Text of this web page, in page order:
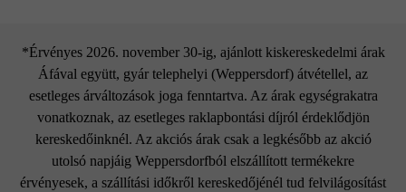
*Érvényes 2026. november 30-ig, ajánlott kiskereskedelmi árak
Áfával együtt, gyár telephelyi (Weppersdorf) átvétellel, az
esetleges árváltozások joga fenntartva. Az árak egységrakatra
vonatkoznak, az esetleges raklapbontási díjról érdeklődjön
kereskedőinknél. Az akciós árak csak a legkésőbb az akció
utolsó napjáig Weppersdorfból elszállított termékekre
érvényesek, a szállítási időkről kereskedőjénél tud felvilágosítást